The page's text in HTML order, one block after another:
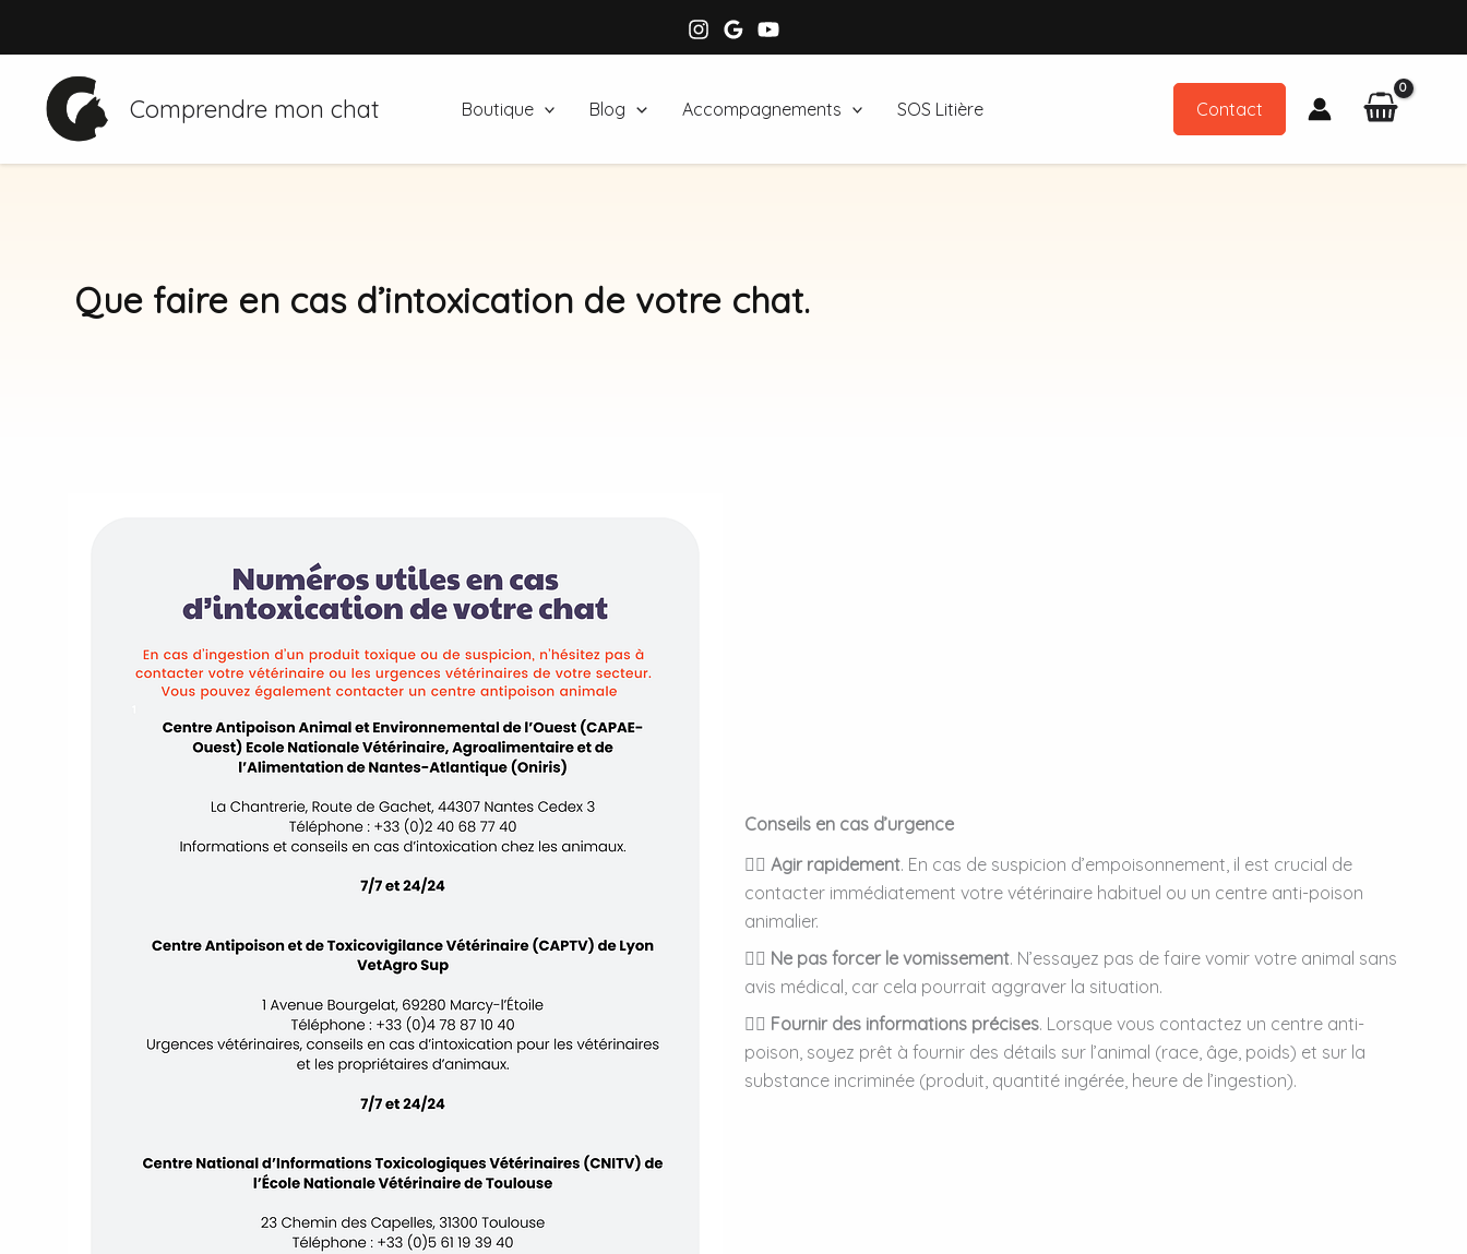
Comprendre mon chat Boutique Blog Accompagnements SOS Litière Contact
Que faire en cas d’intoxication de votre chat.
Conseils en cas d’urgence
👉🏻 Agir rapidement. En cas de suspicion d’empoisonnement, il est crucial de
contacter immédiatement votre vétérinaire habituel ou un centre anti-poison
animalier.
👉🏻 Ne pas forcer le vomissement. N’essayez pas de faire vomir votre animal sans
avis médical, car cela pourrait aggraver la situation.
👉🏻 Fournir des informations précises. Lorsque vous contactez un centre anti-
poison, soyez prêt à fournir des détails sur l’animal (race, âge, poids) et sur la
substance incriminée (produit, quantité ingérée, heure de l’ingestion).